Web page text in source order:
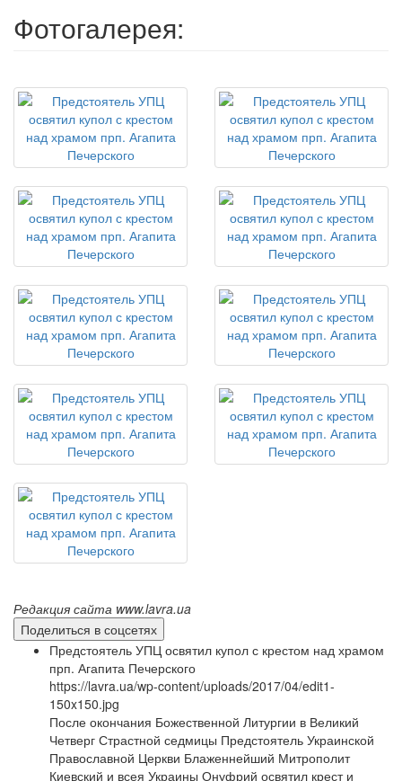
Фотогалерея:
Редакция сайта www.lavra.ua
Поделиться в соцсетях
Предстоятель УПЦ освятил купол с крестом над храмом
прп. Агапита Печерского
https://lavra.ua/wp-content/uploads/2017/04/edit1-
150x150.jpg
После окончания Божественной Литургии в Великий
Четверг Страстной седмицы Предстоятель Украинской
Православной Церкви Блаженнейший Митрополит
Киевский и всея Украины Онуфрий освятил крест и